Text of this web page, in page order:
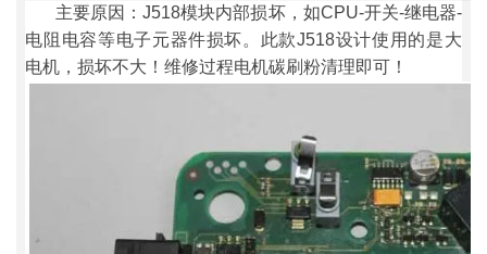
主要原因：J518模块内部损坏，如CPU-开关-继电器-
电阻电容等电子元器件损坏。此款J518设计使用的是大
电机，损坏不大！维修过程电机碳刷粉清理即可！